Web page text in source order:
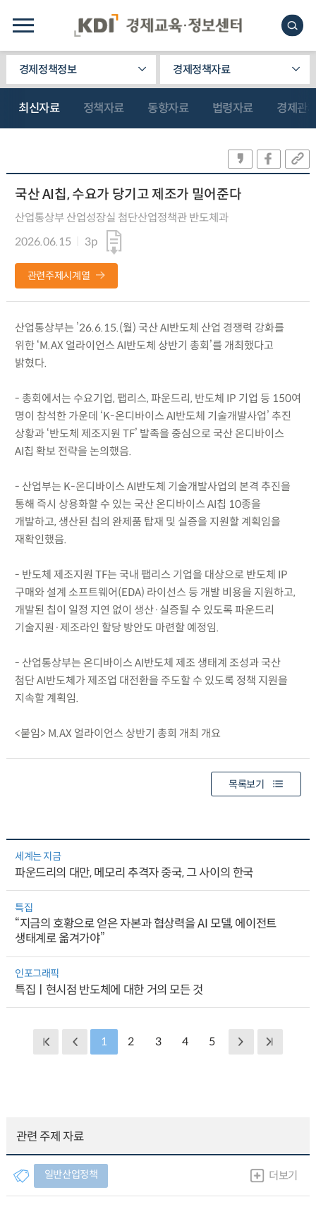
경제정책정보 경제정책자료
최신자료 정책자료 동향자료 법령자료 경제관
국산 AI칩, 수요가 당기고 제조가 밀어준다
산업통상부 산업성장실 첨단산업정책관 반도체과
2026.06.15
3p
관련주제시계열
산업통상부는 ’26.6.15.(월) 국산 AI반도체 산업 경쟁력 강화를
위한 ‘M.AX 얼라이언스 AI반도체 상반기 총회’를 개최했다고
밝혔다.
- 총회에서는 수요기업, 팹리스, 파운드리, 반도체 IP 기업 등 150여
명이 참석한 가운데 ‘K-온디바이스 AI반도체 기술개발사업’ 추진
상황과 ‘반도체 제조지원 TF’ 발족을 중심으로 국산 온디바이스
AI칩 확보 전략을 논의했음.
- 산업부는 K-온디바이스 AI반도체 기술개발사업의 본격 추진을
통해 즉시 상용화할 수 있는 국산 온디바이스 AI칩 10종을
개발하고, 생산된 칩의 완제품 탑재 및 실증을 지원할 계획임을
재확인했음.
- 반도체 제조지원 TF는 국내 팹리스 기업을 대상으로 반도체 IP
구매와 설계 소프트웨어(EDA) 라이선스 등 개발 비용을 지원하고,
개발된 칩이 일정 지연 없이 생산·실증될 수 있도록 파운드리
기술지원·제조라인 할당 방안도 마련할 예정임.
- 산업통상부는 온디바이스 AI반도체 제조 생태계 조성과 국산
첨단 AI반도체가 제조업 대전환을 주도할 수 있도록 정책 지원을
지속할 계획임.
<붙임> M.AX 얼라이언스 상반기 총회 개최 개요
목록보기
세계는 지금
파운드리의 대만, 메모리 추격자 중국, 그 사이의 한국
특집
“지금의 호황으로 얻은 자본과 협상력을 AI 모델, 에이전트
생태계로 옮겨가야”
인포그래픽
특집ㅣ현시점 반도체에 대한 거의 모든 것
1 2 3 4 5
관련 주제 자료
일반산업정책 더보기